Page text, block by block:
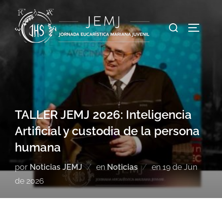
TALLER JEMJ 2026: Inteligencia
Artificial y custodia de la persona
humana
por Noticias JEMJ en Noticias en19 de Jun
de 2026